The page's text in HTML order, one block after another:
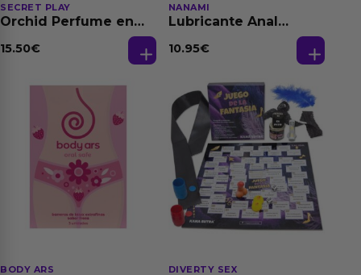
SECRET PLAY
Orchid Perfume en
Feromonas 20 ml
15.50€
NANAMI
Lubricante Anal
Dilatación Base Agua
10.95€
BODY ARS DIVERTY SEX